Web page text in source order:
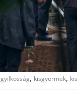
gyilkosság, kisgyermek,